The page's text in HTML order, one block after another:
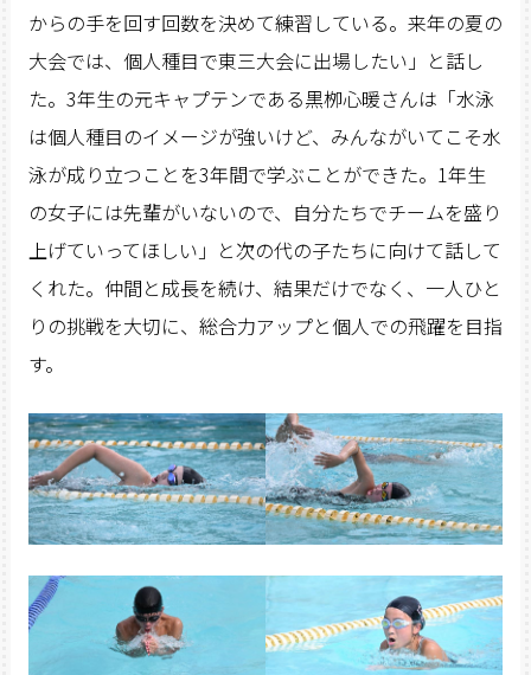
からの手を回す回数を決めて練習している。来年の夏の
大会では、個人種目で東三大会に出場したい」と話し
た。3年生の元キャプテンである黒栁心暖さんは「水泳
は個人種目のイメージが強いけど、みんながいてこそ水
泳が成り立つことを3年間で学ぶことができた。1年生
の女子には先輩がいないので、自分たちでチームを盛り
上げていってほしい」と次の代の子たちに向けて話して
くれた。仲間と成長を続け、結果だけでなく、一人ひと
りの挑戦を大切に、総合力アップと個人での飛躍を目指
す。